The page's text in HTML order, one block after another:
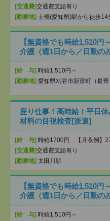
[交通費]交通費支給有り
[勤務地] 土橋(愛知県)駅から徒歩14
【無資格でも時給1,510円
介護（週1日から／日勤の
[給 与] 時給1,510円～
[勤務地] 愛知県刈谷市新富町（最寄
座り仕事！高時給！平日
材料の目視検査[派遣]
[給 与] 時給1700円 【月収例】
[交通費]交通費支給有り
[勤務地] 太田川駅
【無資格でも時給1,510円
介護（週1日から／日勤の
[給 与] 時給1,510円～